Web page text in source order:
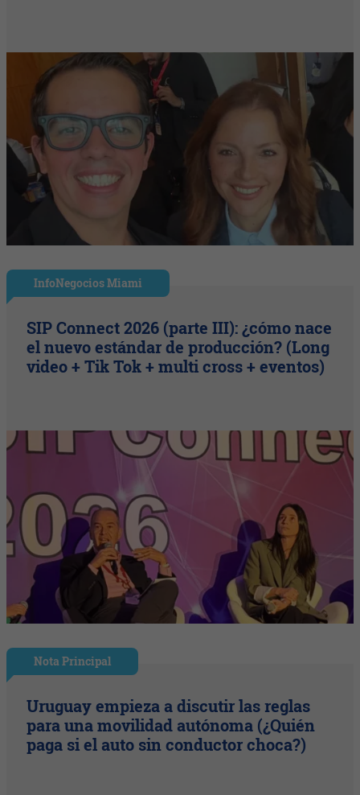
InfoNegocios Miami
SIP Connect 2026 (parte III): ¿cómo nace
el nuevo estándar de producción? (Long
video + Tik Tok + multi cross + eventos)
Nota Principal
Uruguay empieza a discutir las reglas
para una movilidad autónoma (¿Quién
paga si el auto sin conductor choca?)